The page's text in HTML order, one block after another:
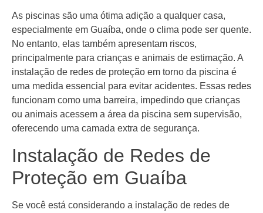
As piscinas são uma ótima adição a qualquer casa,
especialmente em Guaíba, onde o clima pode ser quente.
No entanto, elas também apresentam riscos,
principalmente para crianças e animais de estimação. A
instalação de redes de proteção em torno da piscina é
uma medida essencial para evitar acidentes. Essas redes
funcionam como uma barreira, impedindo que crianças
ou animais acessem a área da piscina sem supervisão,
oferecendo uma camada extra de segurança.
Instalação de Redes de
Proteção em Guaíba
Se você está considerando a instalação de redes de